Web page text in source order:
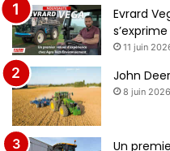
Evrard
s’exprime
11 juin
John
8 juin 2026
Un